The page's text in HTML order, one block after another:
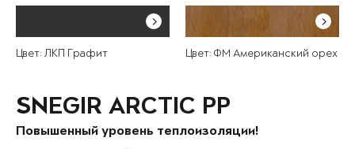
Цвет: ЛКП Графит Цвет: ФМ Американский орех
SNEGIR ARCTIC PP
Повышенный уровень теплоизоляции!